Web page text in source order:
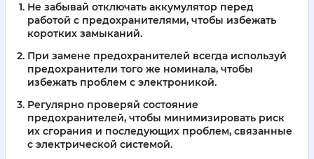
Не забывай отключать аккумулятор перед
работой с предохранителями, чтобы избежать
коротких замыканий.
При замене предохранителей всегда используй
предохранители того же номинала, чтобы
избежать проблем с электроникой.
Регулярно проверяй состояние
предохранителей, чтобы минимизировать риск
их сгорания и последующих проблем, связанные
с электрической системой.